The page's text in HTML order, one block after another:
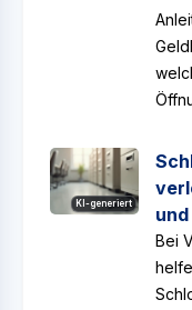
KI-generiert
Bei